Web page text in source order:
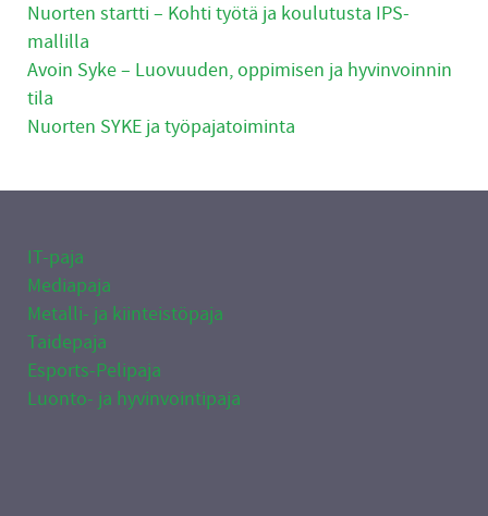
Nuorten startti – Kohti työtä ja koulutusta IPS-
mallilla
Avoin Syke – Luovuuden, oppimisen ja hyvinvoinnin
tila
Nuorten SYKE ja työpajatoiminta
IT-paja
Mediapaja
Metalli- ja kiinteistöpaja
Taidepaja
Esports-Pelipaja
Luonto- ja hyvinvointipaja